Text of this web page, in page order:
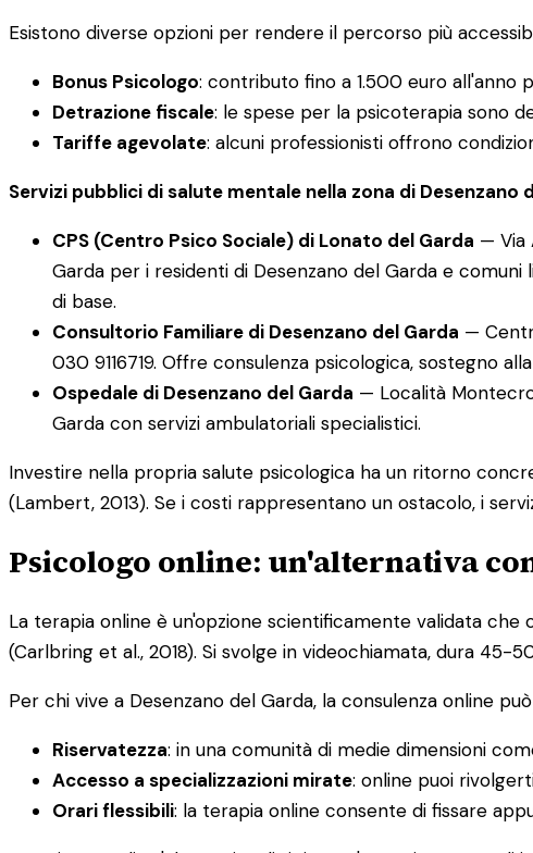
Esistono diverse opzioni per rendere il percorso più
Bonus Psicologo: contributo fino a 1.500 euro all'anno
Detrazione fiscale: le spese per la psicoterapia sono
Tariffe agevolate: alcuni professionisti offrono
Servizi pubblici di salute mentale nella zona di Desenzano
CPS (Centro Psico Sociale) di Lonato del Garda — Via
Garda per i residenti di Desenzano del Garda e
di base.
Consultorio Familiare di Desenzano del Garda —
030 9116719. Offre consulenza psicologica, sostegno
Ospedale di Desenzano del Garda — Località
Garda con servizi ambulatoriali specialistici.
Investire nella propria salute psicologica ha un ritorno
(Lambert, 2013). Se i costi rappresentano un ostacolo, i
Psicologo online: un'alternativa
La terapia online è un'opzione scientificamente validata
(Carlbring et al., 2018). Si svolge in videochiamata, dura
Per chi vive a Desenzano del Garda, la consulenza online
Riservatezza: in una comunità di medie dimensioni
Accesso a specializzazioni mirate: online puoi
Orari flessibili: la terapia online consente di fissare